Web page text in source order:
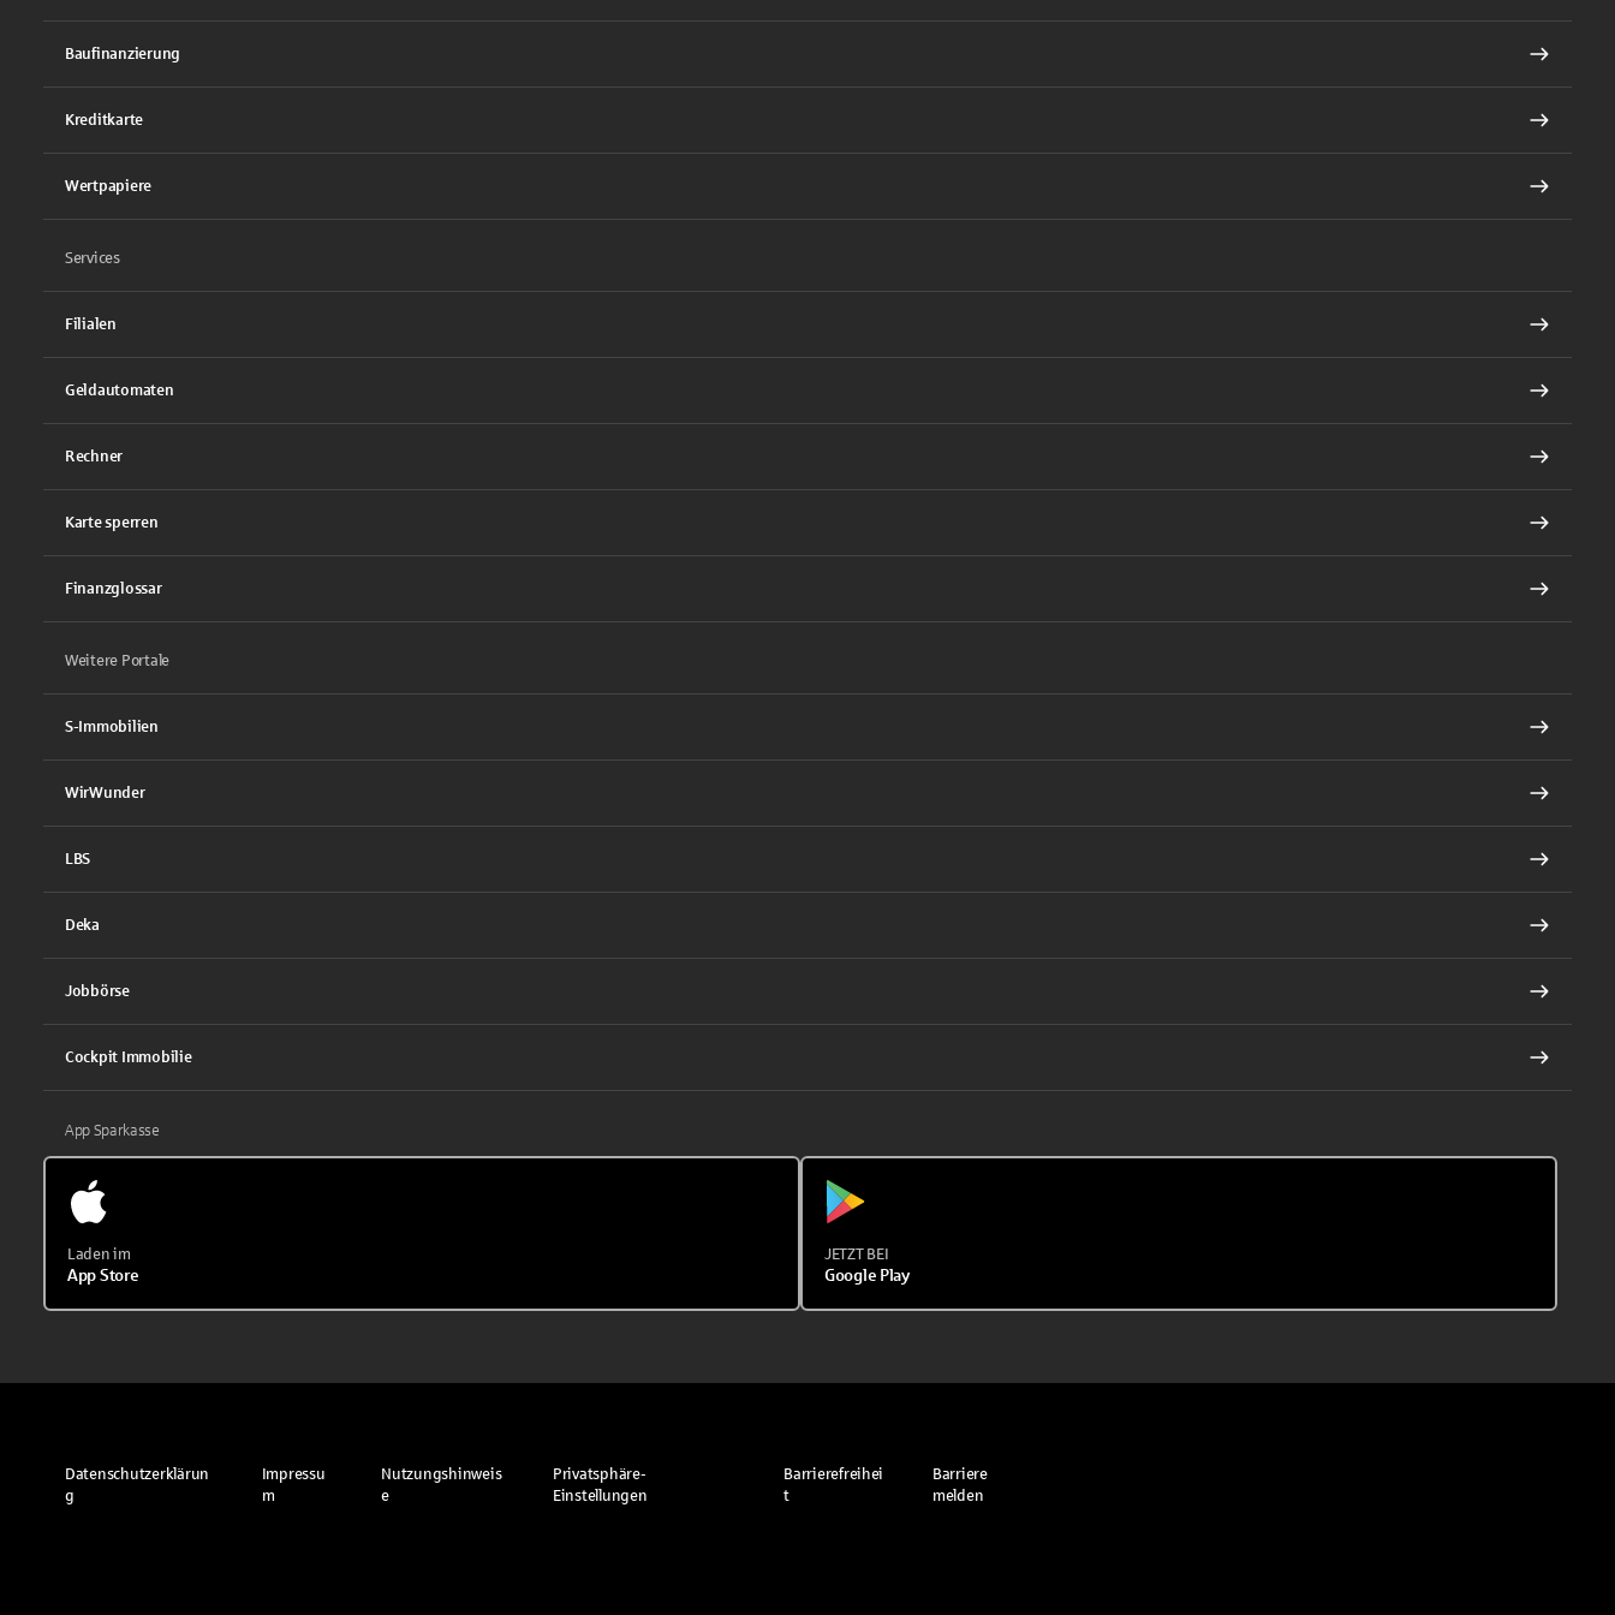
Baufinanzierung
Kreditkarte
Wertpapiere
Services
Filialen
Geldautomaten
Rechner
Karte sperren
Finanzglossar
Weitere Portale
S-Immobilien
WirWunder
LBS
Deka
Jobbörse
Cockpit Immobilie
App Sparkasse
Laden im
App Store
JETZT BEI
Google Play
Datenschutzerklärun
g
Impressu
m
Nutzungshinweis
e
Privatsphäre-
Einstellungen
Barrierefreihei
t
Barriere
melden